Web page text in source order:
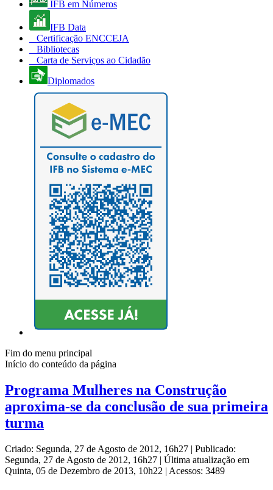
IFB em Números
IFB Data
Certificação ENCCEJA
Bibliotecas
Carta de Serviços ao Cidadão
Diplomados
Fim do menu principal
Início do conteúdo da página
Programa Mulheres na Construção
aproxima-se da conclusão de sua primeira
turma
Criado: Segunda, 27 de Agosto de 2012, 16h27 | Publicado:
Segunda, 27 de Agosto de 2012, 16h27 | Última atualização em
Quinta, 05 de Dezembro de 2013, 10h22 | Acessos: 3489